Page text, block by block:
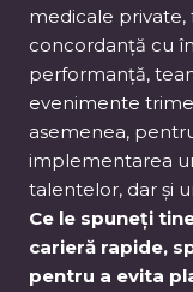
medicale private,
concordanță cu
performanță,
evenimente
asemenea,
implementarea
talentelor, dar și
Ce le spuneți
carieră rapide,
pentru a evita